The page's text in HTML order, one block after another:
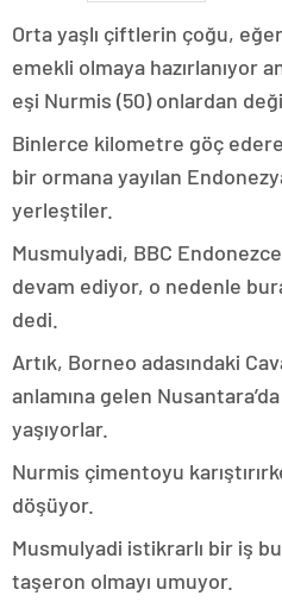
Orta yaşlı çiftlerin çoğu,
emekli olmaya hazırlanıyor
eşi Nurmis (50) onlardan
Binlerce kilometre göç
bir ormana yayılan
yerleştiler.
Musmulyadi, BBC
devam ediyor, o nedenle
dedi.
Artık, Borneo adasındaki
anlamına gelen
yaşıyorlar.
Nurmis çimentoyu
döşüyor.
Musmulyadi istikrarlı bir iş
taşeron olmayı umuyor.